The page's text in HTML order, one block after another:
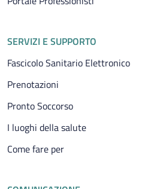
SERVIZI E SUPPORTO
Fascicolo Sanitario Elettronico
Prenotazioni
Pronto Soccorso
I luoghi della salute
Come fare per